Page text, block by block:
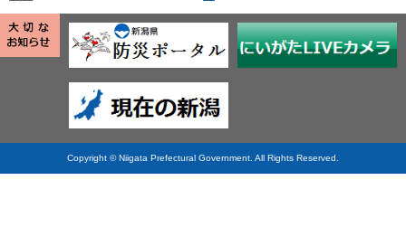
Copyright © Niigata Prefectural Government. All Rights Reserved.